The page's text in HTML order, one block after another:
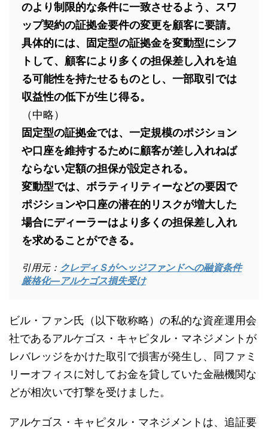
のより制限的な条件に一致させるよう、スワ
ップ契約の証拠金要件の変更を顧客に要請。
具体的には、固定型の証拠金を変動型にシフ
トして、顧客により多くの担保差し入れを迫
る可能性を持たせるものとし、一部取引では
収益性の低下が生じ得る。
（中略）
固定型の証拠金では、一定規模のポジション
や口座を維持するために顧客が差し入れねば
ならない定額の担保が設定される。
変動型では、ボラティリティーなどの要因で
ポジションや口座の潜在的リスクが増大した
場合にディーラーはより多くの担保差し入れ
を求めることができる。
引用元： クレディＳがヘッジファンドへの融資条件
厳格化―アルケゴス損失受け
ビル・ファン氏（以下敬称略）の私的な資産運用会
社であるアルケゴス・キャピタル・マネジメントが
レバレッジをかけた取引で損害が発生し、同ファミ
リーオフィスに対してお金を貸していた金融機関な
どが相次いで打撃を受けました。
アルケゴス・キャピタル・マネジメントは、追証要